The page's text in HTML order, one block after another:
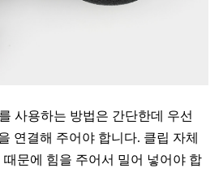
사용하는 방법은 간단한데 우선
연결해 주어야 합니다. 클립 자체
문에 힘을 주어서 밀어 넣어야 합